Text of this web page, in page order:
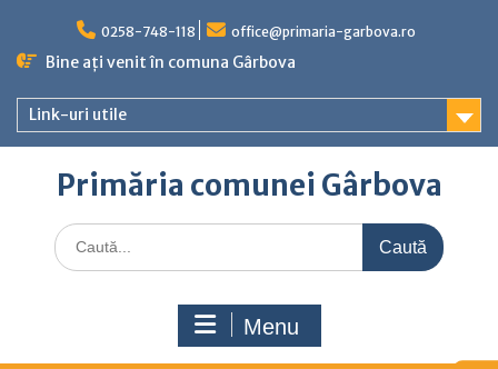
content
0258-748-118 office@primaria-garbova.ro
Bine ați venit în comuna Gârbova
Link-uri utile
Primăria comunei Gârbova
Caută
for:
Menu